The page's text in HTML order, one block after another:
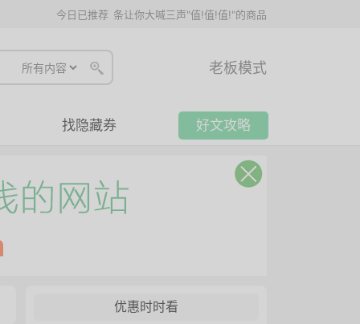
今日已推荐 条让你大喊三声"值!值!值!"的商品
老板模式
找隐藏券 好文攻略
优惠时时看